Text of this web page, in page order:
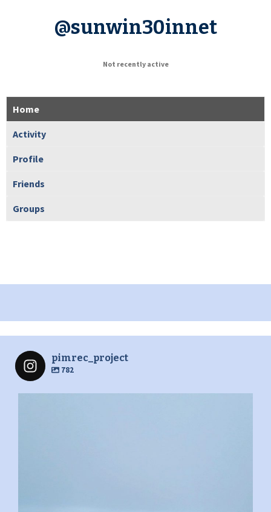
@sunwin30innet
Not recently active
Home
Activity
Profile
Friends
Groups
pimrec_project
782